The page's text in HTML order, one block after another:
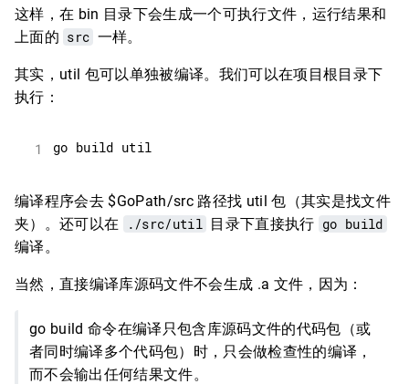
这样，在 bin 目录下会生成一个可执行文件，运行结果和
上面的 src 一样。
其实，util 包可以单独被编译。我们可以在项目根目录下
执行：
编译程序会去 $GoPath/src 路径找 util 包（其实是找文件
夹）。还可以在
./src/util 目录下直接执行 go build
编译。
当然，直接编译库源码文件不会生成 .a 文件，因为：
go build 命令在编译只包含库源码文件的代码包（或
者同时编译多个代码包）时，只会做检查性的编译，
而不会输出任何结果文件。